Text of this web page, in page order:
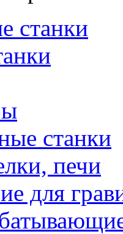
станки
станки
печи
для